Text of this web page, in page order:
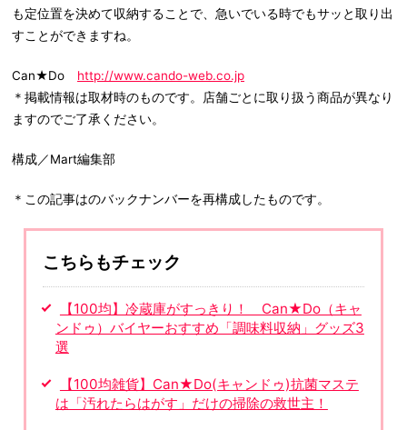
も定位置を決めて収納することで、急いでいる時でもサッと取り出
すことができますね。
Can★Do http://www.cando-web.co.jp
＊掲載情報は取材時のものです。店舗ごとに取り扱う商品が異なり
ますのでご了承ください。
構成／Mart編集部
＊この記事はのバックナンバーを再構成したものです。
こちらもチェック
【100均】冷蔵庫がすっきり！ Can★Do（キャ
ンドゥ）バイヤーおすすめ「調味料収納」グッズ3
選
【100均雑貨】Can★Do(キャンドゥ)抗菌マステ
は「汚れたらはがす」だけの掃除の救世主！